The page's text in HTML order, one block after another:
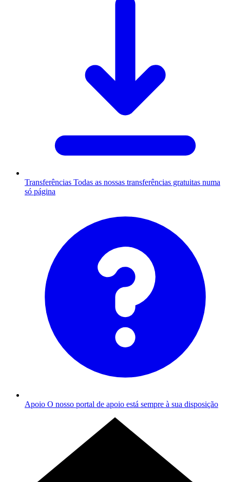
Transferências Todas as nossas transferências gratuitas numa
só página
Apoio O nosso portal de apoio está sempre à sua disposição